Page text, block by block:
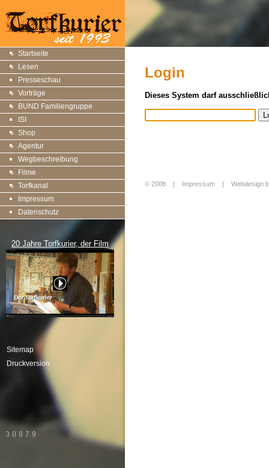
Startseite
Lesen
Presseschau
Vorträge
BUND Familiengruppe
ISI
Shop
Agentur
Wegbeschreibung
Filme
Torfkanal
Impressum
Datenschutz
20 Jahre Torfkurier, der Film
Sitemap
Druckversion
Login
Dieses System darf
© 2008 | Impressum Webdesign